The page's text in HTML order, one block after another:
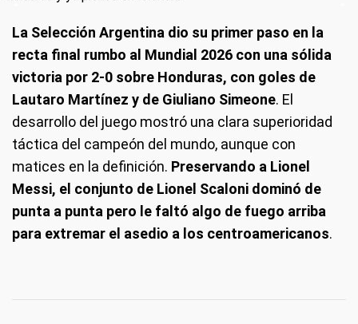
Estadio Kyle Field (Foto: AFA)
La Selección Argentina dio su primer paso en la
recta final rumbo al Mundial 2026 con una sólida
victoria por 2-0 sobre Honduras, con goles de
Lautaro Martínez y de Giuliano Simeone. El
desarrollo del juego mostró una clara superioridad
táctica del campeón del mundo, aunque con
matices en la definición. Preservando a Lionel
Messi, el conjunto de Lionel Scaloni dominó de
punta a punta pero le faltó algo de fuego arriba
para extremar el asedio a los centroamericanos.